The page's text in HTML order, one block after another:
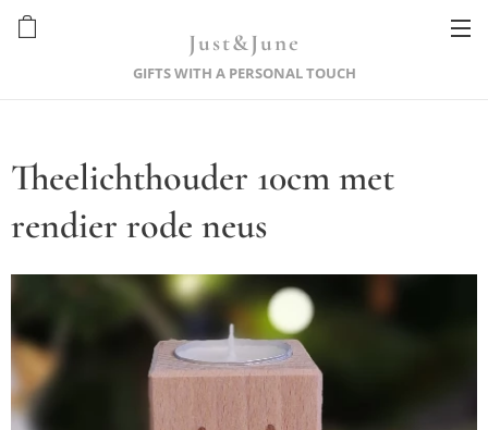
Just&June
GIFTS WITH A PERSONAL TOUCH
Theelichthouder 10cm met
rendier rode neus